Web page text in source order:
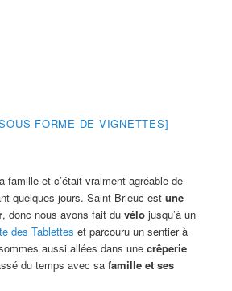
FORME DE VIGNETTES]
famille et c’était vraiment agréable de
quelques jours. Saint-Brieuc estune
, donc nous avons fait duvélo jusqu’à un
des Tablettes et parcouru un sentier à
aussi allées dans unecrêperie
du temps avec safamille et ses